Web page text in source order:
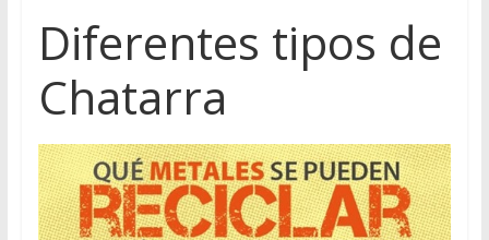
Diferentes tipos de
Chatarra